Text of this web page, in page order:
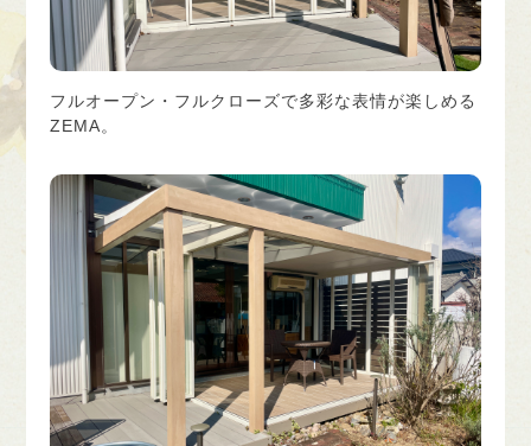
フルオープン・フルクローズで多彩な表情が楽しめる
ZEMA。